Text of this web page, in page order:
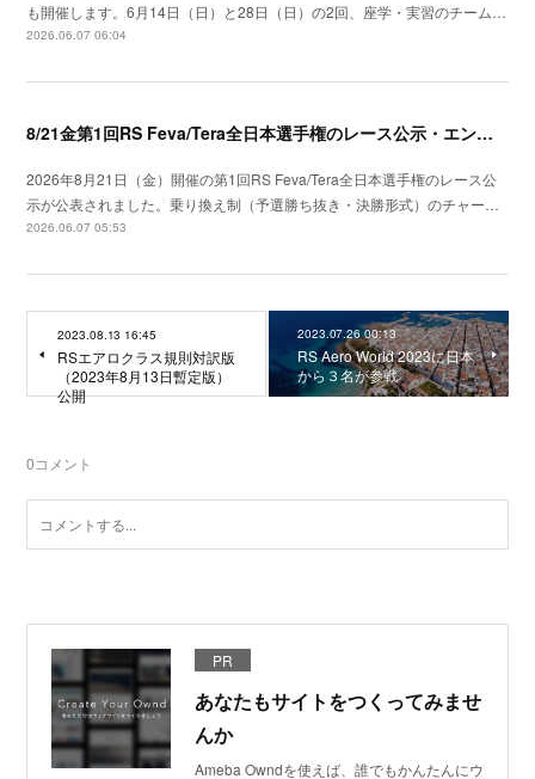
も開催します。6月14日（日）と28日（日）の2回、座学・実習のチーム…
2026.06.07 06:04
8/21金第1回RS Feva/Tera全日本選手権のレース公示・エントリー開始
2026年8月21日（金）開催の第1回RS Feva/Tera全日本選手権のレース公
示が公表されました。乗り換え制（予選勝ち抜き・決勝形式）のチャー…
2026.06.07 05:53
2023.08.13 16:45
RSエアロクラス規則対訳版
（2023年8月13日暫定版）
公開
2023.07.26 00:13
RS Aero World 2023に日本
から３名が参戦
0コメント
PR
あなたもサイトをつくってみませ
んか
Ameba Owndを使えば、誰でもかんたんにウ